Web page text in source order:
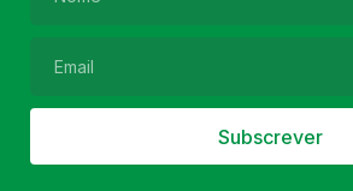
Subscrever
Filtro de Partículas